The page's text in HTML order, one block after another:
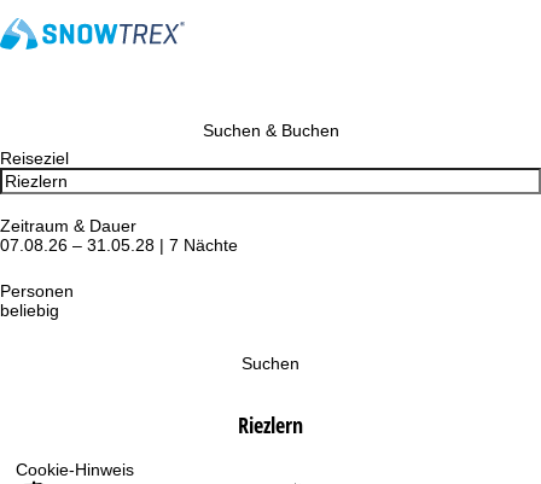
Cookie-Hinweis
Suchen & Buchen
Reiseziel
Zeitraum & Dauer
07.08.26 – 31.05.28 | 7 Nächte
Personen
beliebig
Suchen
Riezlern